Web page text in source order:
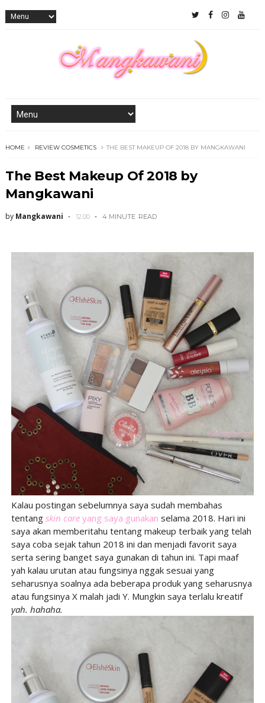
HOME REVIEW COSMETICS THE BEST MAKEUP OF 2018 BY MANGKAWANI
The Best Makeup Of 2018 by
Mangkawani
by Mangkawani 12.00 4 MINUTE READ
Kalau postingan sebelumnya saya sudah membahas
tentang skin careyang saya gunakan selama 2018. Hari ini
saya akan memberitahu tentang makeup terbaik yang telah
saya coba sejak tahun 2018 ini dan menjadi favorit saya
serta sering banget saya gunakan di tahun ini. Tapi maaf
yah kalau urutan atau fungsinya nggak sesuai yang
seharusnya soalnya ada beberapa produk yang seharusnya
atau fungsinya X malah jadi Y. Mungkin saya terlalu kreatif
yah. hahaha.